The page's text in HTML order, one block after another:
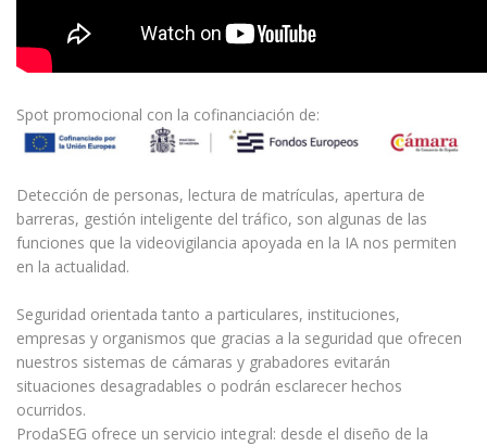
Spot promocional con la cofinanciación de:
Detección de personas, lectura de matrículas, apertura de
barreras, gestión inteligente del tráfico, son algunas de las
funciones que la videovigilancia apoyada en la IA nos permiten
en la actualidad.
Seguridad orientada tanto a particulares, instituciones,
empresas y organismos que gracias a la seguridad que ofrecen
nuestros sistemas de cámaras y grabadores evitarán
situaciones desagradables o podrán esclarecer hechos
ocurridos.
ProdaSEG ofrece un servicio integral: desde el diseño de la